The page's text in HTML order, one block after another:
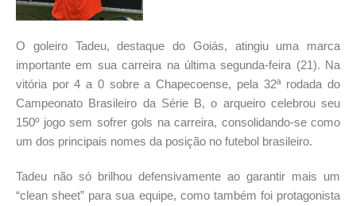
O goleiro Tadeu, destaque do Goiás, atingiu uma marca
importante em sua carreira na última segunda-feira (21). Na
vitória por 4 a 0 sobre a Chapecoense, pela 32ª rodada do
Campeonato Brasileiro da Série B, o arqueiro celebrou seu
150º jogo sem sofrer gols na carreira, consolidando-se como
um dos principais nomes da posição no futebol brasileiro.
Tadeu não só brilhou defensivamente ao garantir mais um
“clean sheet” para sua equipe, como também foi protagonista